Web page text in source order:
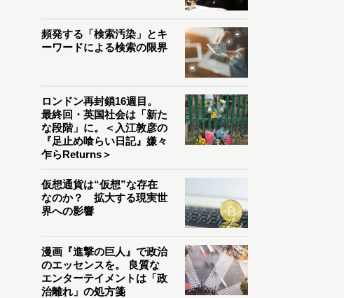
頻発する「検索汚染」とキ
ーワードによる検索の限界
ロンドン再封鎖16週目。
最終回・英国社会は「新た
な段階」に。＜入江敦彦の
『足止め喰らい日記』嫌々
乍らReturns＞
仮想通貨は“仮想”な存在
なのか？ 拡大する現実世
界への影響
漫画『進撃の巨人』で政治
のエッセンスを。 良質な
エンターテイメントは「政
治離れ」の処方箋